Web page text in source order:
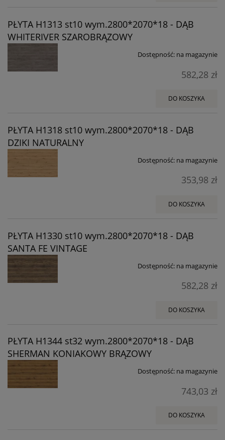
PŁYTA H1313 st10 wym.2800*2070*18 - DĄB
WHITERIVER SZAROBRĄZOWY
Dostępność: na magazynie
582,28 zł
DO KOSZYKA
PŁYTA H1318 st10 wym.2800*2070*18 - DĄB
DZIKI NATURALNY
Dostępność: na magazynie
353,98 zł
DO KOSZYKA
PŁYTA H1330 st10 wym.2800*2070*18 - DĄB
SANTA FE VINTAGE
Dostępność: na magazynie
582,28 zł
DO KOSZYKA
PŁYTA H1344 st32 wym.2800*2070*18 - DĄB
SHERMAN KONIAKOWY BRĄZOWY
Dostępność: na magazynie
743,03 zł
DO KOSZYKA